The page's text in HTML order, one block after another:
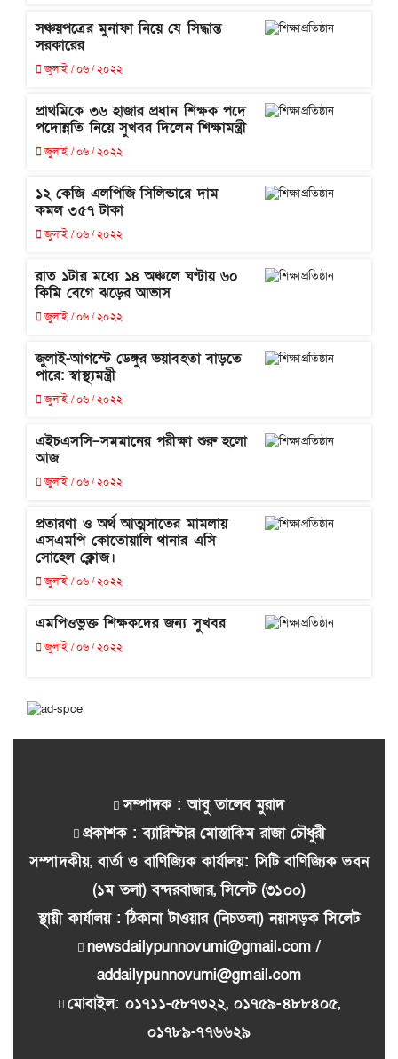
সঞ্চয়পত্রের মুনাফা নিয়ে যে সিদ্ধান্ত
সরকারের
জুলাই / ০৬ / ২০২২
প্রাথমিকে ৩৬ হাজার প্রধান শিক্ষক পদে
পদোন্নতি নিয়ে সুখবর দিলেন শিক্ষামন্ত্রী
জুলাই / ০৬ / ২০২২
১২ কেজি এলপিজি সিলিন্ডারে দাম
কমল ৩৫৭ টাকা
জুলাই / ০৬ / ২০২২
রাত ১টার মধ্যে ১৪ অঞ্চলে ঘণ্টায় ৬০
কিমি বেগে ঝড়ের আভাস
জুলাই / ০৬ / ২০২২
জুলাই-আগস্টে ডেঙ্গুর ভয়াবহতা বাড়তে
পারে: স্বাস্থ্যমন্ত্রী
জুলাই / ০৬ / ২০২২
এইচএসসি–সমমানের পরীক্ষা শুরু হলো
আজ
জুলাই / ০৬ / ২০২২
প্রতারণা ও অর্থ আত্মসাতের মামলায়
এসএমপি কোতোয়ালি থানার এসি
সোহেল ক্লোজ।
জুলাই / ০৬ / ২০২২
এমপিওভুক্ত শিক্ষকদের জন্য সুখবর
জুলাই / ০৬ / ২০২২
সম্পাদক : আবু তালেব মুরাদ
প্রকাশক : ব্যারিস্টার মোস্তাকিম রাজা চৌধুরী
সম্পাদকীয়, বার্তা ও বাণিজ্যিক কার্যালয়: সিটি বাণিজ্যিক ভবন
(১ম তলা) বন্দরবাজার, সিলেট (৩১০০)
স্থায়ী কার্যালয় : ঠিকানা টাওয়ার (নিচতলা) নয়াসড়ক সিলেট
newsdailypunnovumi@gmail.com /
addailypunnovumi@gmail.com
মোবাইল: ০১৭১১-৫৮৭৩২২, ০১৭৫৯-৪৮৮৪০৫,
০১৭৮৯-৭৭৬৬২৯